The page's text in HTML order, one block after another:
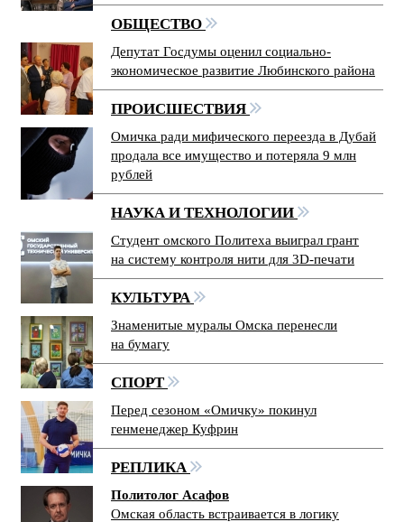
ОБЩЕСТВО
Депутат Госдумы оценил социально-
экономическое развитие Любинского района
ПРОИСШЕСТВИЯ
Омичка ради мифического переезда в Дубай
продала все имущество и потеряла 9 млн
рублей
НАУКА И ТЕХНОЛОГИИ
Студент омского Политеха выиграл грант
на систему контроля нити для 3D-печати
КУЛЬТУРА
Знаменитые муралы Омска перенесли
на бумагу
СПОРТ
Перед сезоном «Омичку» покинул
генменеджер Куфрин
РЕПЛИКА
Политолог Асафов
Омская область встраивается в логику